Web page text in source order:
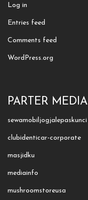
Log in
Entries feed
Comments feed
WordPress.org
PARTER MEDIA
sewamobiljogjalepaskunci
clubidenticar-corporate
masjidku
mediainfo
mushroomstoreusa